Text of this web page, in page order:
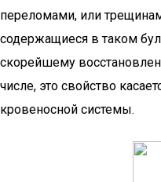
переломами, или
содержащиеся в таком
скорейшему
числе, это свойство
кровеносной системы.